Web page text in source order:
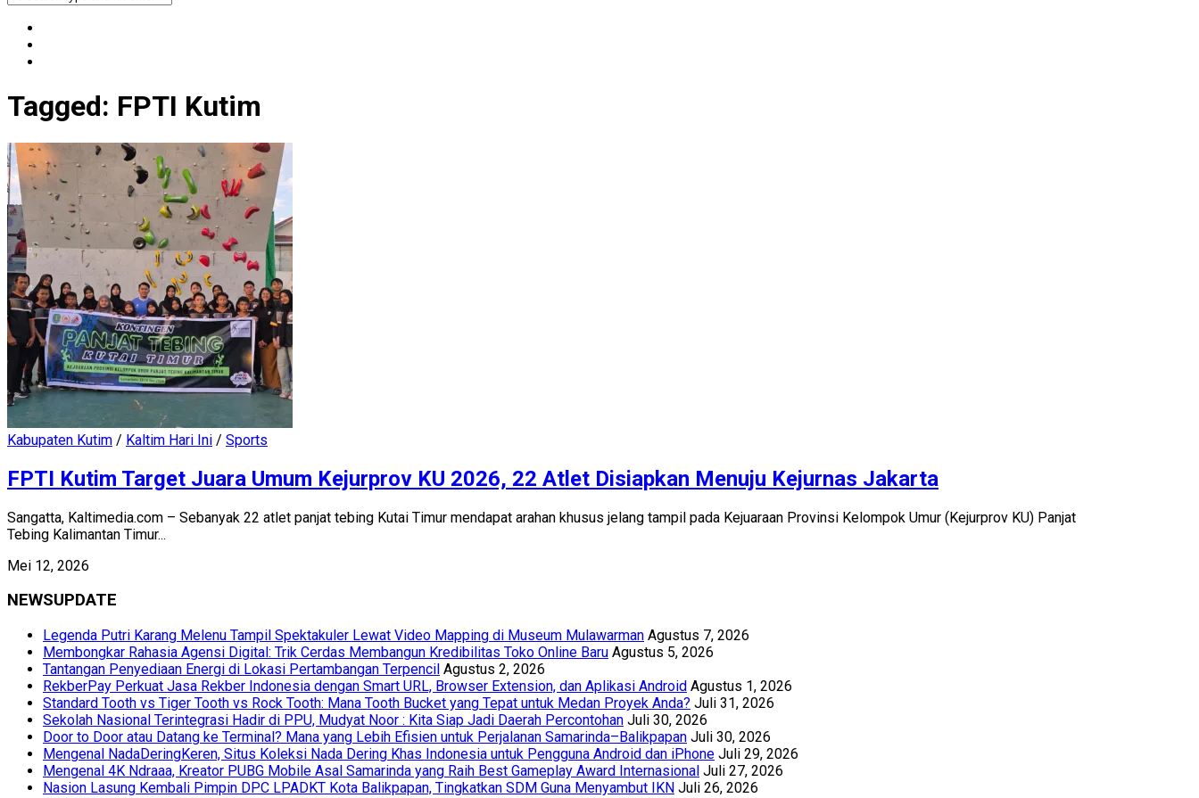
Tagged: FPTI Kutim
Kabupaten Kutim / Kaltim Hari Ini / Sports
FPTI Kutim Target Juara Umum Kejurprov KU 2026, 22 Atlet Disiapkan Menuju Kejurnas Jakarta
Sangatta, Kaltimedia.com – Sebanyak 22 atlet panjat tebing Kutai Timur mendapat arahan khusus jelang tampil pada Kejuaraan Provinsi Kelompok Umur (Kejurprov KU) Panjat
Tebing Kalimantan Timur...
Mei 12, 2026
NEWSUPDATE
Legenda Putri Karang Melenu Tampil Spektakuler Lewat Video Mapping di Museum Mulawarman Agustus 7, 2026
Membongkar Rahasia Agensi Digital: Trik Cerdas Membangun Kredibilitas Toko Online Baru Agustus 5, 2026
Tantangan Penyediaan Energi di Lokasi Pertambangan Terpencil Agustus 2, 2026
RekberPay Perkuat Jasa Rekber Indonesia dengan Smart URL, Browser Extension, dan Aplikasi Android Agustus 1, 2026
Standard Tooth vs Tiger Tooth vs Rock Tooth: Mana Tooth Bucket yang Tepat untuk Medan Proyek Anda? Juli 31, 2026
Sekolah Nasional Terintegrasi Hadir di PPU, Mudyat Noor : Kita Siap Jadi Daerah Percontohan Juli 30, 2026
Door to Door atau Datang ke Terminal? Mana yang Lebih Efisien untuk Perjalanan Samarinda–Balikpapan Juli 30, 2026
Mengenal NadaDeringKeren, Situs Koleksi Nada Dering Khas Indonesia untuk Pengguna Android dan iPhone Juli 29, 2026
Mengenal 4K Ndraaa, Kreator PUBG Mobile Asal Samarinda yang Raih Best Gameplay Award Internasional Juli 27, 2026
Nasion Lasung Kembali Pimpin DPC LPADKT Kota Balikpapan, Tingkatkan SDM Guna Menyambut IKN Juli 26, 2026